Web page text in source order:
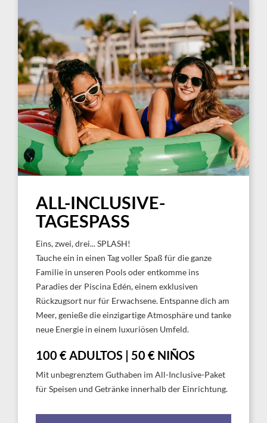
ALL-INCLUSIVE-
TAGESPASS
Eins, zwei, drei... SPLASH!
Tauche ein in einen Tag voller Spaß für die ganze
Familie in unseren Pools oder entkomme ins
Paradies der Piscina Edén, einem exklusiven
Rückzugsort nur für Erwachsene. Entspanne dich am
Meer, genieße die einzigartige Atmosphäre und tanke
neue Energie in einem luxuriösen Umfeld.
100 € ADULTOS | 50 € NIÑOS
Mit unbegrenztem Guthaben im All-Inclusive-Paket
für Speisen und Getränke innerhalb der Einrichtung.